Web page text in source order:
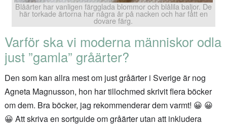
Blåärter har vanligen färgglada blommor och blålila baljor. De
här torkade ärtorna har några år på nacken och har fått en
dovare färg.
Varför ska vi moderna människor odla
just ”gamla” gråärter?
Den som kan allra mest om just gråärter i Sverige är nog
Agneta Magnusson, hon har tillochmed skrivit flera böcker
om dem. Bra böcker, jag rekommenderar dem varmt! 😀 😀
😀 Att skriva en sortguide om gråärter utan att inkludera